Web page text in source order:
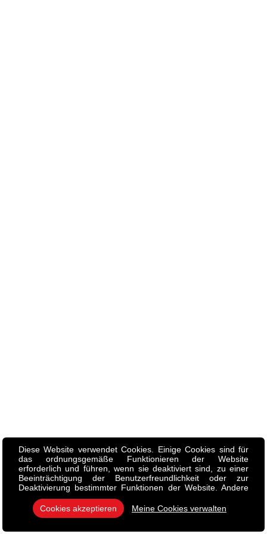
Diese Website verwendet Cookies. Einige Cookies sind für
das ordnungsgemäße Funktionieren der Website
erforderlich und führen, wenn sie deaktiviert sind, zu einer
Beeinträchtigung der Benutzerfreundlichkeit oder zur
Deaktivierung bestimmter Funktionen der Website. Andere
Cookies werden zu Analyse- oder Marketingzwecken
verwendet. Cookies erlauben es uns, Inhalte und Anzeigen
zu personalisieren, Social-Media-Funktionen anzubieten und
Cookies akzeptieren Meine Cookies verwalten